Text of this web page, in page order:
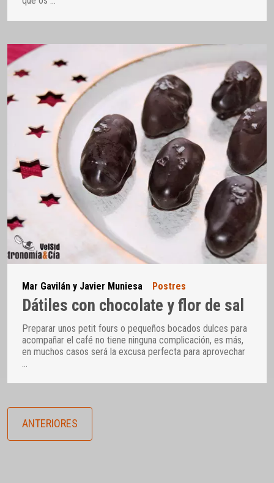
Mar Gavilán y Javier Muniesa Postres
Dátiles con chocolate y flor de sal
Preparar unos petit fours o pequeños bocados dulces para
acompañar el café no tiene ninguna complicación, es más,
en muchos casos será la excusa perfecta para aprovechar
ANTERIORES